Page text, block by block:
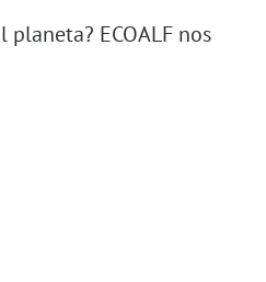
ECOALF nos